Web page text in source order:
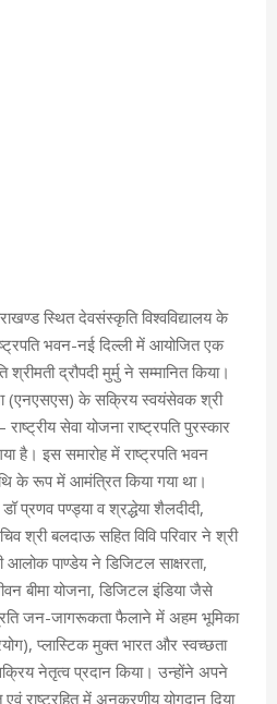
स्थित देवसंस्कृति विश्वविद्यालय के
भवन-नई दिल्ली में आयोजित एक
श्रीमती द्रौपदी मुर्मु ने सम्मानित किया।
(एनएसएस) के सक्रिय स्वयंसेवक श्री
सेवा योजना राष्ट्रपति पुरस्कार
है। इस समारोह में राष्ट्रपति भवन
के रूप में आमंत्रित किया गया था।
प्रणव पण्ड्या व श्रद्धेया शैलदीदी,
श्री बलदाऊ सहित विवि परिवार ने श्री
पाण्डेय ने डिजिटल साक्षरता,
बीमा योजना, डिजिटल इंडिया जैसे
जन-जागरूकता फैलाने में अहम भूमिका
प्लास्टिक मुक्त भारत और स्वच्छता
नेतृत्व प्रदान किया। उन्होंने अपने
राष्ट्रहित में अनुकरणीय योगदान दिया